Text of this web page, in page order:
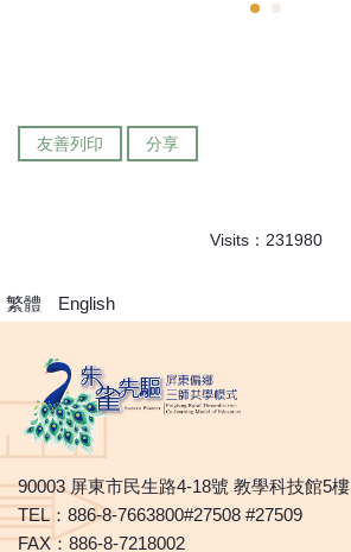
友善列印 分享
Visits： 231980
繁體 English
90003 屏東市民生路4-18號 教學科技館5樓
TEL：886-8-7663800#27508 #27509
FAX：886-8-7218002